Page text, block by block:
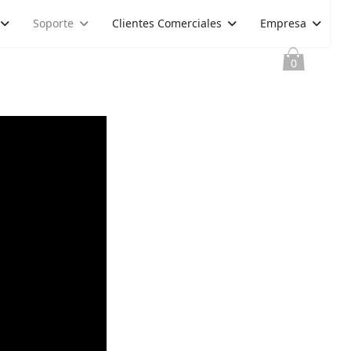
0
Soporte Clientes Comerciales Empresa